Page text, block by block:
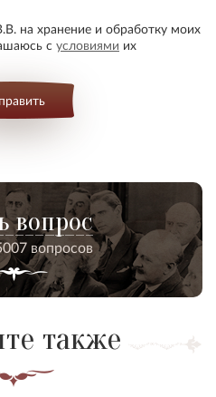
на хранение и обработку моих
с условиями их
вопрос
вопросов
также